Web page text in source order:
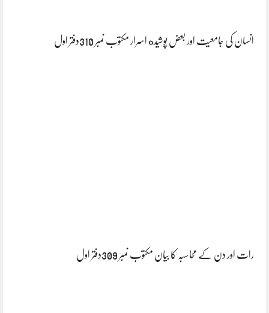
انسان کی جامعیت اور بعض پوشیده اسرار مکتوب نمبر 310دفتر اول
رات اور دن کے محاسبہ کا بیان مکتوب نمبر 309دفتر اول